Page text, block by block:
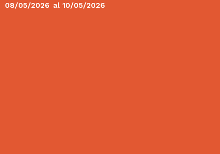
08/05/2026 al 10/05/2026